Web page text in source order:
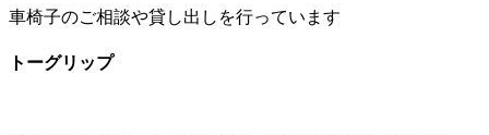
車椅子のご相談や貸し出しを行っています
トーグリップ